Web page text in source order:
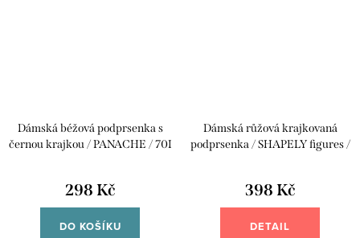
Dámská béžová podprsenka s
černou krajkou / PANACHE / 70I
298 Kč
DO KOŠÍKU
Dámská růžová krajkovaná
podprsenka / SHAPELY figures /
398 Kč
DETAIL